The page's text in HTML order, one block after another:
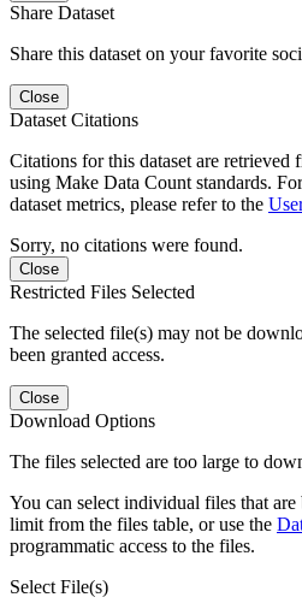
Share Dataset
Share this dataset on your favorite
Close
Dataset Citations
Citations for this dataset are retrieved
using Make Data Count standards.
dataset metrics, please refer to the
Sorry, no citations were found.
Close
Restricted Files Selected
The selected file(s) may not be
been granted access.
Close
Download Options
The files selected are too large to
You can select individual files that
limit from the files table, or use the
programmatic access to the files.
Select File(s)